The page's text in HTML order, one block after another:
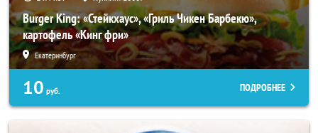
Burger King: «Стейкхаус», «Гриль Чикен Барбекю»,
картофель «Кинг фри»
Екатеринбург
10 руб. ПОДРОБНЕЕ